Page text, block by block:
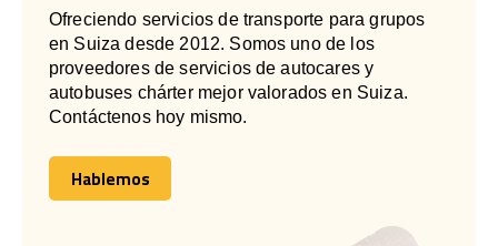
Ofreciendo servicios de transporte para grupos
en Suiza desde 2012. Somos uno de los
proveedores de servicios de autocares y
autobuses chárter mejor valorados en Suiza.
Contáctenos hoy mismo.
Hablemos
Hablemos